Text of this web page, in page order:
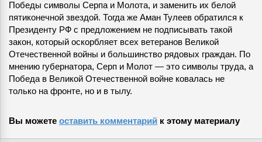
Победы символы Серпа и Молота, и заменить их белой
пятиконечной звездой. Тогда же Аман Тулеев обратился к
Президенту РФ с предложением не подписывать такой
закон, который оскорбляет всех ветеранов Великой
Отечественной войны и большинство рядовых граждан. По
мнению губернатора, Серп и Молот — это символы труда, а
Победа в Великой Отечественной войне ковалась не
только на фронте, но и в тылу.
Вы можете оставить комментарий к этому материалу